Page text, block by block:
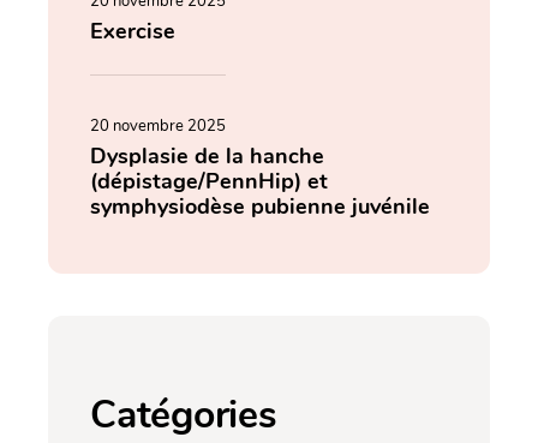
Exercise
20 novembre 2025
Dysplasie de la hanche
(dépistage/PennHip) et
symphysiodèse pubienne juvénile
Catégories